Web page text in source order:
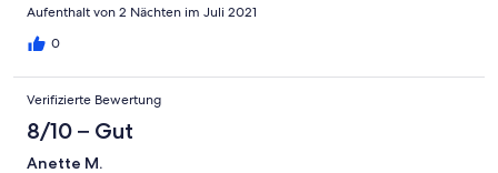
Aufenthalt von 2 Nächten im Juli 2021
0
Verifizierte Bewertung
8/10 – Gut
Anette M.